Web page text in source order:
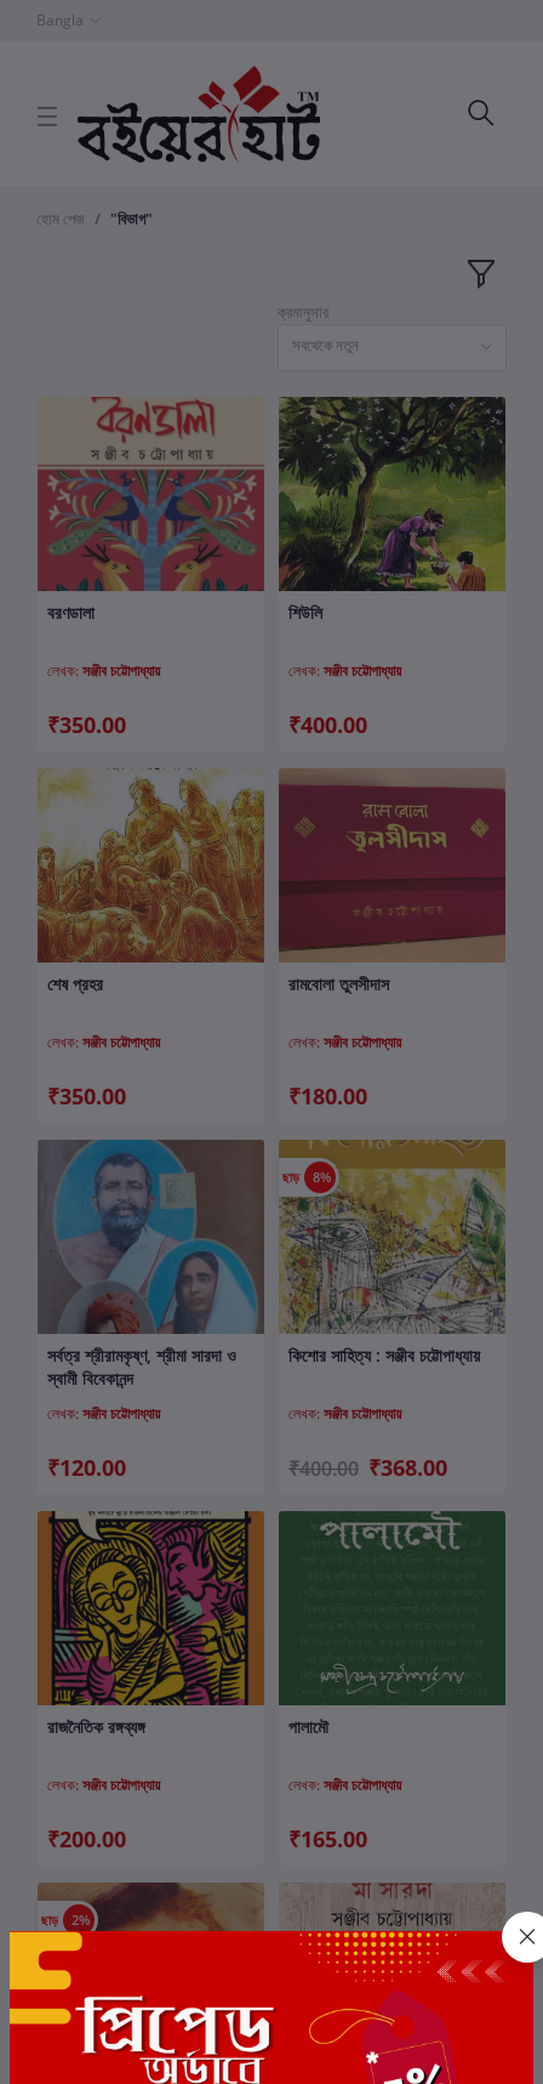
Bangla
হোম পেজ "বিভাগ"
ক্রমানুসার
সবথেকে নতুন
বরণডালা
লেখক: সঞ্জীব চট্টোপাধ্যায়
₹350.00
শিউলি
লেখক: সঞ্জীব চট্টোপাধ্যায়
₹400.00
শেষ প্রহর
লেখক: সঞ্জীব চট্টোপাধ্যায়
₹350.00
কার্টে যোগ করুন
রামবোলা তুলসীদাস
লেখক: সঞ্জীব চট্টোপাধ্যায়
₹180.00
কার্টে যোগ করুন
সর্বত্র শ্রীরামকৃষ্ণ, শ্রীমা সারদা ও
স্বামী বিবেকানন্দ
লেখক: সঞ্জীব চট্টোপাধ্যায়
₹120.00
ছাড় 8%
কার্টে যোগ করুন
কিশোর সাহিত্য : সঞ্জীব চট্টোপাধ্যায়
লেখক: সঞ্জীব চট্টোপাধ্যায়
₹400.00 ₹368.00
কার্টে যোগ করুন
রাজনৈতিক রঙ্গব্যঙ্গ
লেখক: সঞ্জীব চট্টোপাধ্যায়
₹200.00
পালামৌ
লেখক: সঞ্জীব চট্টোপাধ্যায়
₹165.00
ছাড় 2%